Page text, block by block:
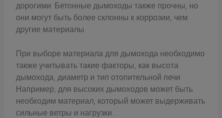
дорогими. Бетонные дымоходы также прочны, но
они могут быть более склонны к коррозии, чем
другие материалы.
При выборе материала для дымохода необходимо
также учитывать такие факторы, как высота
дымохода, диаметр и тип отопительной печи.
Например, для высоких дымоходов может быть
необходим материал, который может выдерживать
сильные ветры и нагрузки.